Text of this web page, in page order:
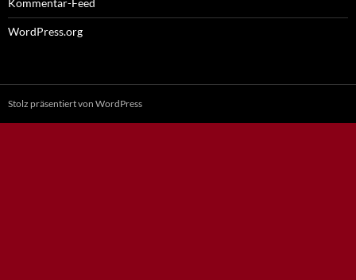
WordPress.org
Stolz präsentiert von WordPress